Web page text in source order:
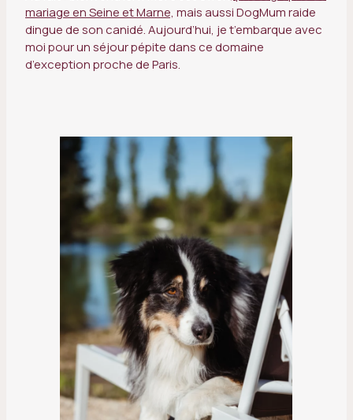
mariage en Seine et Marne, mais aussi DogMum raide
dingue de son canidé. Aujourd’hui, je t’embarque avec
moi pour un séjour pépite dans ce domaine
d’exception proche de Paris.